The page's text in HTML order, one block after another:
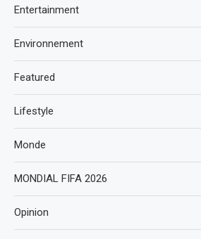
Entertainment
Environnement
Featured
Lifestyle
Monde
MONDIAL FIFA 2026
Opinion